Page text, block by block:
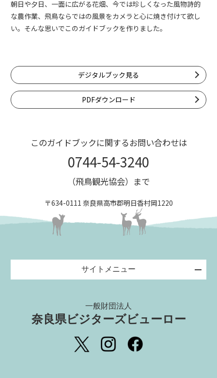
朝日や夕日、一面に広がる花畑、今では珍しくなった風物詩的
な農作業、飛鳥ならではの風景をカメラと心に焼き付けて欲し
い。そんな思いでこのガイドブックを作りました。
デジタルブック見る
PDFダウンロード
このガイドブックに関するお問い合わせは
0744-54-3240
（飛鳥観光協会）まで
〒634-0111 奈良県高市郡明日香村岡1220
サイトメニュー
一般財団法人
奈良県ビジターズビューロー